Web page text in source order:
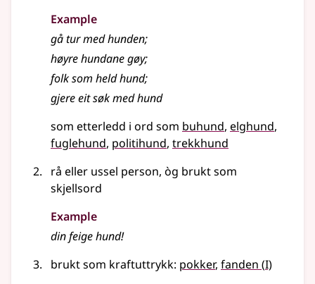
Example
gå tur med hunden;
høyre hundane gøy;
folk som held hund;
gjere eit søk med hund
som etterledd i ord som buhund elghund
fuglehund politihund trekkhund
rå eller ussel person, òg brukt som
skjellsord
Example
din feige hund!
brukt som kraftuttrykk: pokker, fanden (1
I)